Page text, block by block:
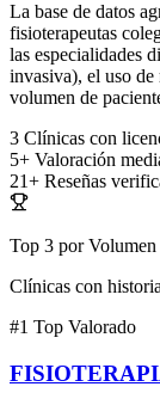
La base de datos
fisioterapeutas
las especialidades
invasiva), el uso
volumen de
3 Clínicas con
5+ Valoración
21+ Reseñas
Top 3 por Volumen
Clínicas con
#1 Top Valorado